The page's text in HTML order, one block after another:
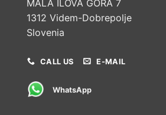
MALA ILOVA GORA 7
1312 Videm-Dobrepolje
Slovenia
CALL US E-MAIL
WhatsApp